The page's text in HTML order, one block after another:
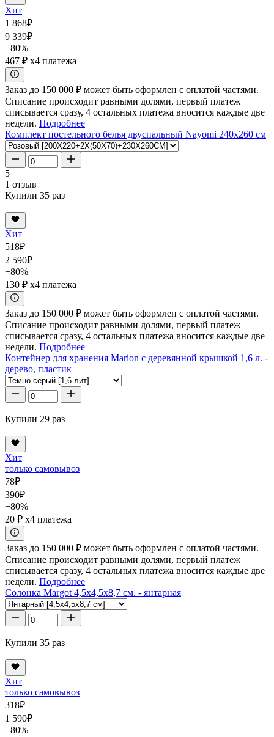
Хит
1 868₽
9 339₽
−80%
467 ₽ x4 платежа
Заказ до 150 000 ₽ может быть оформлен с оплатой частями.
Списание происходит равными долями, первый платеж
списывается сразу, 4 остальных платежа вносится каждые две
недели. Подробнее
Комплект постельного белья двуспальный Nayomi 240x260 см
5
1 отзыв
Купили 35 раз
Хит
518₽
2 590₽
−80%
130 ₽ x4 платежа
Заказ до 150 000 ₽ может быть оформлен с оплатой частями.
Списание происходит равными долями, первый платеж
списывается сразу, 4 остальных платежа вносится каждые две
недели. Подробнее
Контейнер для хранения Marion с деревянной крышкой 1,6 л. -
дерево, пластик
Купили 29 раз
Хит
только самовывоз
78₽
390₽
−80%
20 ₽ x4 платежа
Заказ до 150 000 ₽ может быть оформлен с оплатой частями.
Списание происходит равными долями, первый платеж
списывается сразу, 4 остальных платежа вносится каждые две
недели. Подробнее
Солонка Margot 4,5x4,5x8,7 см. - янтарная
Купили 35 раз
Хит
только самовывоз
318₽
1 590₽
−80%